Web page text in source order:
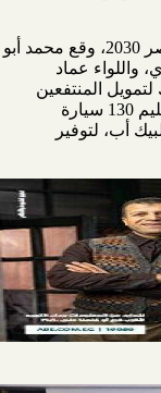
في إطار دعم التنمية المستدامة وتنفيذ رؤية مصر 2030، وقع محمد أبو
واللواء عماد
المنتفعين
بأراضي أملاك الدولة. كما شهدا معًا احتفالية تسليم 130 سيارة
أب، لتوفير